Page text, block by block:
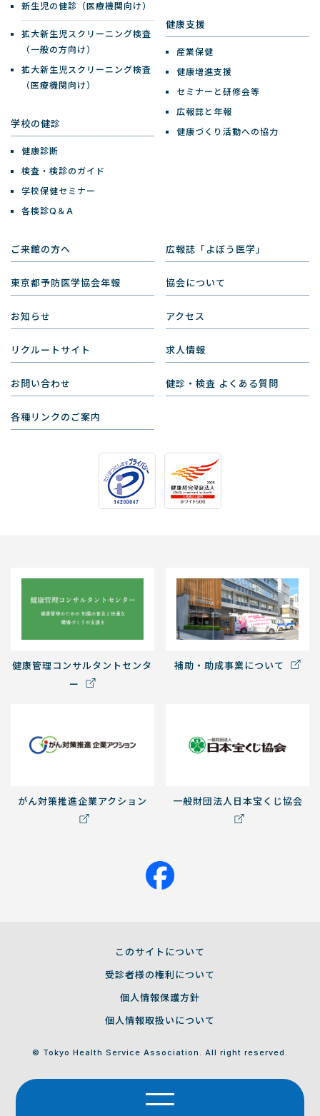
新生児の健診（医療機関向け）
拡大新生児スクリーニング検査
（一般の方向け）
拡大新生児スクリーニング検査
（医療機関向け）
学校の健診
健康診断
検査・検診のガイド
学校保健セミナー
各検診Q＆A
健康支援
産業保健
健康増進支援
セミナーと研修会等
広報誌と年報
健康づくり活動への協力
ご来館の方へ 広報誌「よぼう医学」
東京都予防医学協会年報 協会について
お知らせ アクセス
リクルートサイト 求人情報
お問い合わせ 健診・検査 よくある質問
各種リンクのご案内
健康管理コンサルタントセンタ
ー
補助・助成事業について
がん対策推進企業アクション 一般財団法人日本宝くじ協会
このサイトについて
受診者様の権利について
個人情報保護方針
個人情報取扱いについて
© Tokyo Health Service Association. All right reserved.